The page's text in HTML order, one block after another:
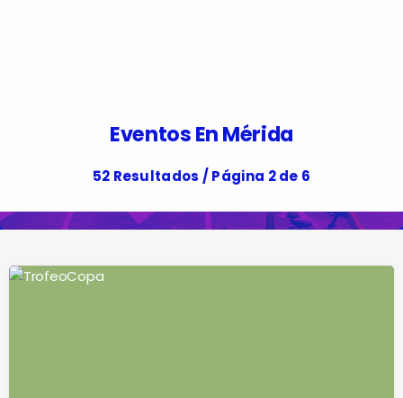
Eventos En Mérida
52 Resultados / Página 2 de 6